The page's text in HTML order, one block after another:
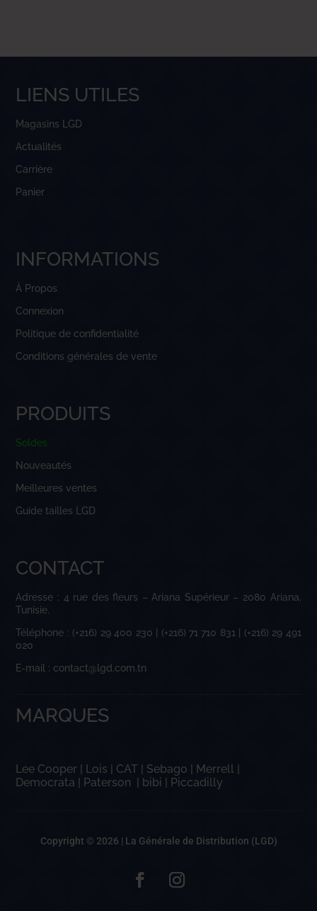
LIENS UTILES
Magasins LGD
Actualités
Carrière
Panier
INFORMATIONS
À Propos
Connexion
Politique de confidentialité
Conditions générales de vente
PRODUITS
Soldes
Nouveautés
Meilleures ventes
Guide tailles LGD
CONTACT
Adresse : 4 rue des fleurs – Ariana Supérieur – 2080 Ariana,
Tunisie.
Téléphone : (+216) 29 400 230 | (+216) 71 710 831 | (+216) 29 491
020
E-mail : contact@lgd.com.tn
MARQUES
Lee Cooper | Lois | CAT | Sebago | Merrell |
Democrata | Paterson | bibi | Piccadilly
Copyright © 2026 | La Générale de Distribution (LGD)